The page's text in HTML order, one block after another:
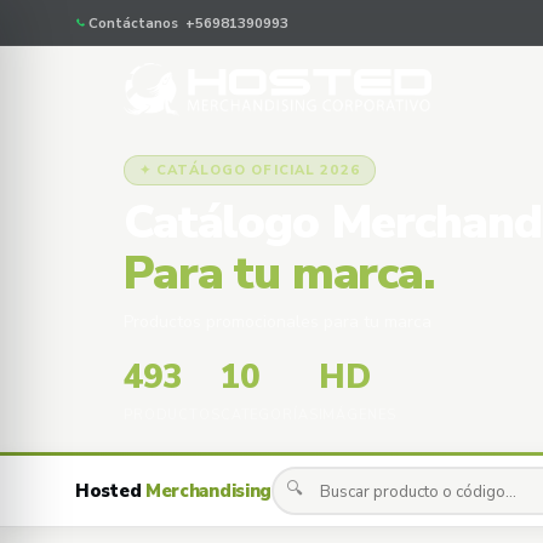
Contáctanos +56981390993
✦ CATÁLOGO OFICIAL 2026
Para tu marca.
493 10 HD
Hosted Merchandising 🔍